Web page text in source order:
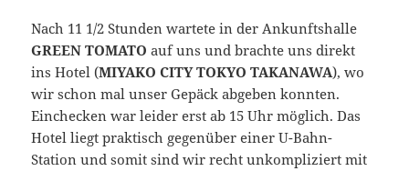
Nach 11 1/2 Stunden wartete in der Ankunftshalle
GREEN TOMATO auf uns und brachte uns direkt
ins Hotel (MIYAKO CITY TOKYO TAKANAWA), wo
wir schon mal unser Gepäck abgeben konnten.
Einchecken war leider erst ab 15 Uhr möglich. Das
Hotel liegt praktisch gegenüber einer U-Bahn-
Station und somit sind wir recht unkompliziert mit